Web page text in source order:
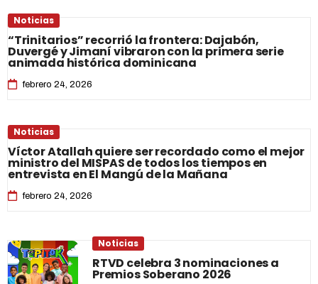
Noticias
“Trinitarios” recorrió la frontera: Dajabón,
Duvergé y Jimaní vibraron con la primera serie
animada histórica dominicana
febrero 24, 2026
Noticias
Víctor Atallah quiere ser recordado como el mejor
ministro del MISPAS de todos los tiempos en
entrevista en El Mangú de la Mañana
febrero 24, 2026
Noticias
RTVD celebra 3 nominaciones a
Premios Soberano 2026